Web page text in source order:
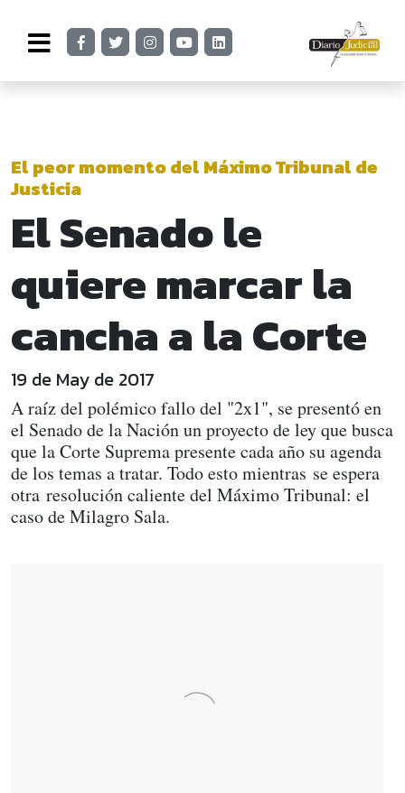
El peor momento del Máximo Tribunal de
Justicia
El Senado le
quiere marcar la
cancha a la Corte
19 de May de 2017
A raíz del polémico fallo del "2x1", se presentó en
el Senado de la Nación un proyecto de ley que busca
que la Corte Suprema presente cada año su agenda
de los temas a tratar. Todo esto mientras se espera
otra resolución caliente del Máximo Tribunal: el
caso de Milagro Sala.